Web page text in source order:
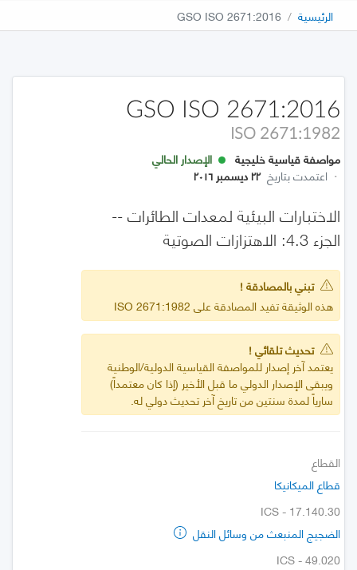
الرئيسية GSO ISO 2671:2016
GSO ISO 2671:2016
ISO 2671:1982
مواصفة قياسية خليجية
الإصدار الحالي
· اعتمدت بتاريخ ٢٢ ديسمبر ٢٠١٦
الاختبارات البيئية لمعدات الطائرات --
الجزء 4.3: الاهتزازات الصوتية
تبني بالمصادقة !
هذه الوثيقة تفيد المصادقة على ISO 2671:1982
تحديث تلقائي !
يعتمد آخر إصدار للمواصفة القياسية الدولية/الوطنية
ويبقى الإصدار الدولي ما قبل الأخير (إذا كان معتمداً)
سارياً لمدة سنتين من تاريخ آخر تحديث دولي له.
القطاع
قطاع الميكانيكا
ICS - 17.140.30
الضجيج المنبعث من وسائل النقل
ICS - 49.020